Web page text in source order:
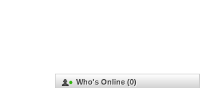
Who's Online (0)